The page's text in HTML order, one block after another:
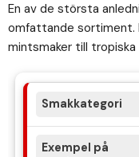
En av de största
omfattande sortiment.
mintsmaker till